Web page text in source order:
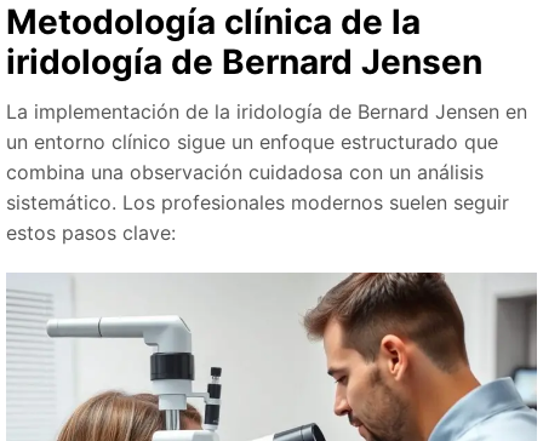
Metodología clínica de la
iridología de Bernard Jensen
La implementación de la iridología de Bernard Jensen en
un entorno clínico sigue un enfoque estructurado que
combina una observación cuidadosa con un análisis
sistemático. Los profesionales modernos suelen seguir
estos pasos clave: